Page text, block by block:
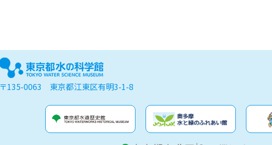
〒135-0063 東京都江東区有明3-1-8